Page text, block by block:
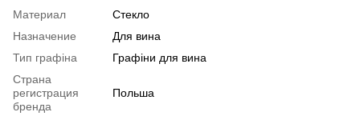
Материал
Стекло
Назначение
Для вина
Тип графіна
Графіни для вина
Страна
регистрация
бренда
Польша